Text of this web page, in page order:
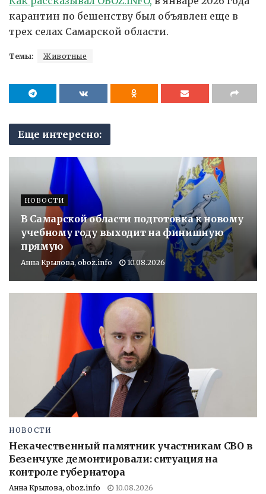
карантин по бешенству был объявлен еще в
трех селах Самарской области.
Темы: Животные
Еще интересно:
НОВОСТИ
В Самарской области подготовка к новому
учебному году выходит на финишную
прямую
Анна Крылова, oboz.info 10.08.2026
НОВОСТИ
Некачественный памятник участникам СВО в
Безенчуке демонтировали: ситуация на
контроле губернатора
Анна Крылова, oboz.info 10.08.2026